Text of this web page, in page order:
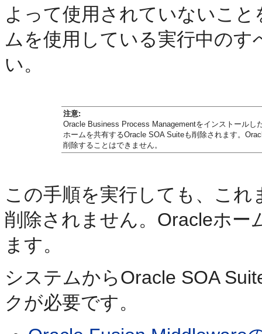
よって使用されていないこ
ムを使用している実行中の
い。
注意:
Oracle Business Process Managementをインストール
ホームを共有するOracle SOA Suiteも削除されます。
削除することはできません。
この手順を実行しても、こ
削除されません。Oracleホ
ます。
システムからOracle SOA
クが必要です。